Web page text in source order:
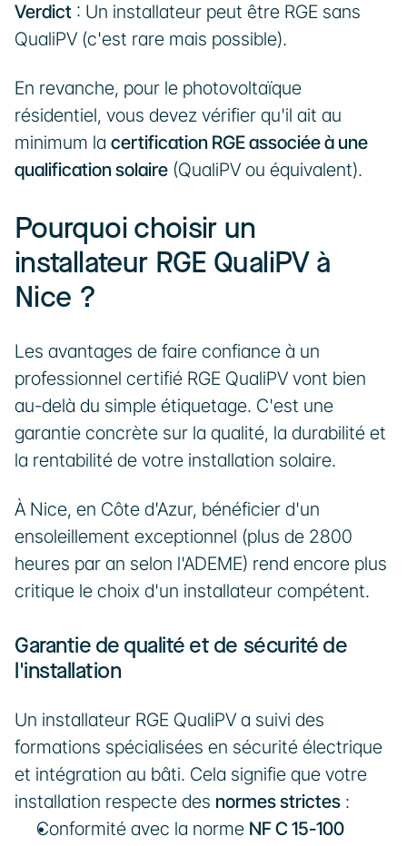
Verdict : Un installateur peut être RGE sans
QualiPV (c'est rare mais possible).
En revanche, pour le photovoltaïque
résidentiel, vous devez vérifier qu'il ait au
minimum la certification RGE associée à une
qualification solaire (QualiPV ou équivalent).
Pourquoi choisir un
installateur RGE QualiPV à
Nice ?
Les avantages de faire confiance à un
professionnel certifié RGE QualiPV vont bien
au-delà du simple étiquetage. C'est une
garantie concrète sur la qualité, la durabilité et
la rentabilité de votre installation solaire.
À Nice, en Côte d'Azur, bénéficier d'un
ensoleillement exceptionnel (plus de 2800
heures par an selon l'ADEME) rend encore plus
critique le choix d'un installateur compétent.
Garantie de qualité et de sécurité de
l'installation
Un installateur RGE QualiPV a suivi des
formations spécialisées en sécurité électrique
et intégration au bâti. Cela signifie que votre
installation respecte des normes strictes :
Conformité avec la norme NF C 15-100